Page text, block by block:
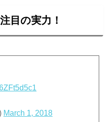
目の実力！
March 1, 2018